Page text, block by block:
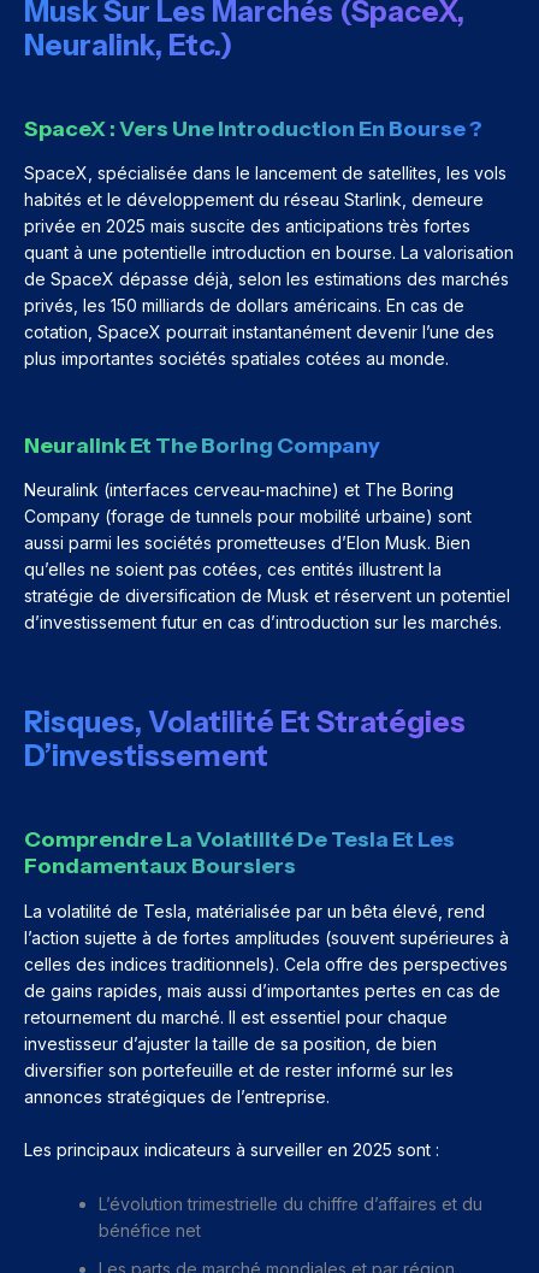
Musk Sur Les Marchés (SpaceX,
Neuralink, Etc.)
SpaceX : Vers Une Introduction En Bourse ?
SpaceX, spécialisée dans le lancement de satellites, les vols
habités et le développement du réseau Starlink, demeure
privée en 2025 mais suscite des anticipations très fortes
quant à une potentielle introduction en bourse. La valorisation
de SpaceX dépasse déjà, selon les estimations des marchés
privés, les 150 milliards de dollars américains. En cas de
cotation, SpaceX pourrait instantanément devenir l’une des
plus importantes sociétés spatiales cotées au monde.
Neuralink Et The Boring Company
Neuralink (interfaces cerveau-machine) et The Boring
Company (forage de tunnels pour mobilité urbaine) sont
aussi parmi les sociétés prometteuses d’Elon Musk. Bien
qu’elles ne soient pas cotées, ces entités illustrent la
stratégie de diversification de Musk et réservent un potentiel
d’investissement futur en cas d’introduction sur les marchés.
Risques, Volatilité Et Stratégies
D’investissement
Comprendre La Volatilité De Tesla Et Les
Fondamentaux Boursiers
La volatilité de Tesla, matérialisée par un bêta élevé, rend
l’action sujette à de fortes amplitudes (souvent supérieures à
celles des indices traditionnels). Cela offre des perspectives
de gains rapides, mais aussi d’importantes pertes en cas de
retournement du marché. Il est essentiel pour chaque
investisseur d’ajuster la taille de sa position, de bien
diversifier son portefeuille et de rester informé sur les
annonces stratégiques de l’entreprise.
Les principaux indicateurs à surveiller en 2025 sont :
L’évolution trimestrielle du chiffre d’affaires et du
bénéfice net
Les parts de marché mondiales et par région